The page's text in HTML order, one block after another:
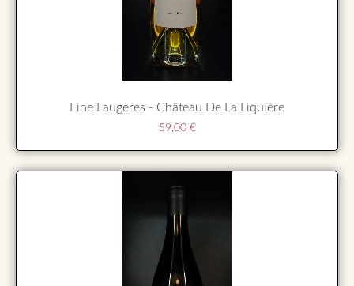
Fine Faugères - Château De La Liquière
59,00 €